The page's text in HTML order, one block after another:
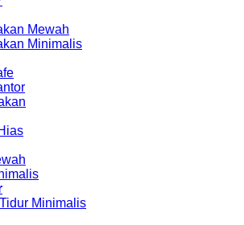
Mewah
Minimalis
Minimalis